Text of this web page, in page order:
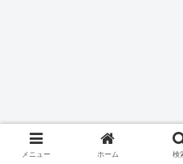
メニュー ホーム 検